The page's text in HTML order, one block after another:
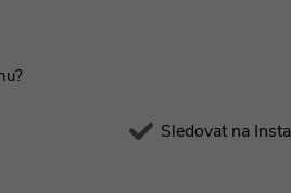
Sledovat na